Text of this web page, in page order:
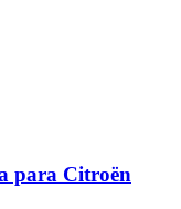
para Citroën